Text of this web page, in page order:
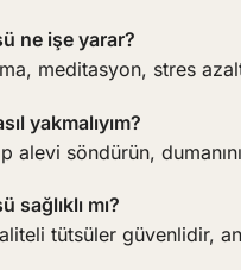
ne işe yarar?
meditasyon, stres
yakmalıyım?
alevi söndürün,
sağlıklı mı?
tütsüler güvenlidir,